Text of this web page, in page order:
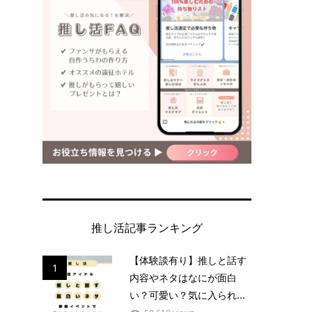
推し活記事ランキング
1
【体験談有り】推しと話す
内容やネタはなにが面白
い？可愛い？気に入られ...